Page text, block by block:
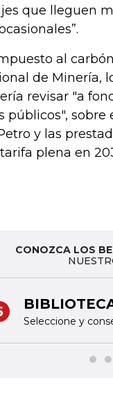
que lleguen
al
de Minería,
revisar "a
públicos",
y las
plena en
CONOZCA LOS
Seleccione y